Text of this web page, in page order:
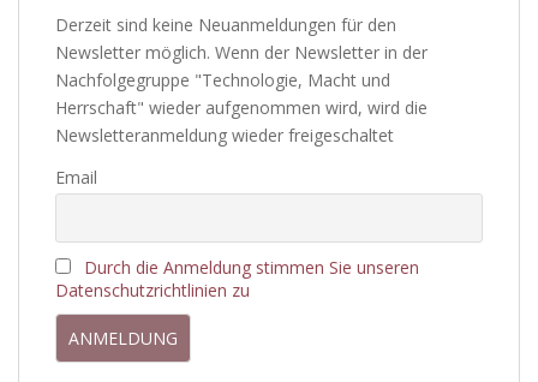
Derzeit sind keine Neuanmeldungen für den
Newsletter möglich. Wenn der Newsletter in der
Nachfolgegruppe "Technologie, Macht und
Herrschaft" wieder aufgenommen wird, wird die
Newsletteranmeldung wieder freigeschaltet
Email
Durch die Anmeldung stimmen Sie unseren
Datenschutzrichtlinien zu